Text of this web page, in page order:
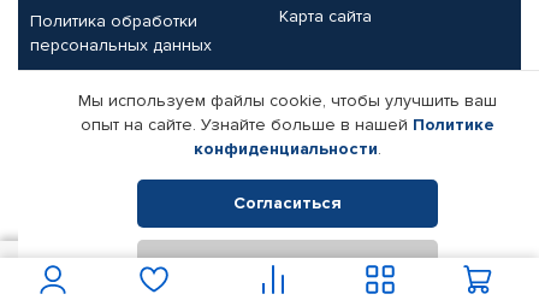
Политика обработки
персональных данных
Карта сайта
Партнерам
Корпоративным клиентам
Поставщикам
Реквизиты компании
© КАМАЗ ЦЕНТР ДОНЕЦК, 2015-2026. Все права защищены.
Интернет-магазин автомобильных товаров Автопрофи.
Мы используем файлы cookie, чтобы улучшить ваш
опыт на сайте. Узнайте больше в нашей Политике
конфиденциальности.
Согласиться
Отклонить
В корзину